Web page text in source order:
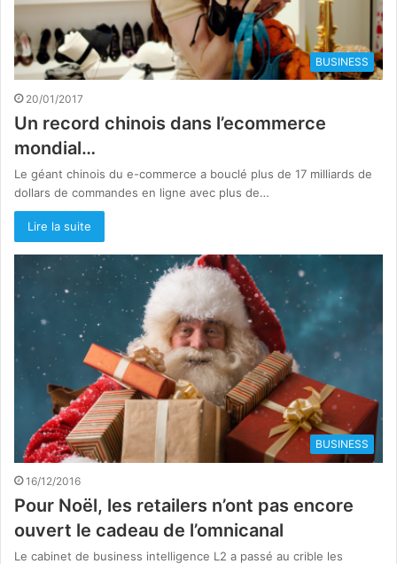
BUSINESS
20/01/2017
Un record chinois dans l’ecommerce
mondial…
Le géant chinois du e-commerce a bouclé plus de 17 milliards de
dollars de commandes en ligne avec plus de…
Lire la suite
BUSINESS
16/12/2016
Pour Noël, les retailers n’ont pas encore
ouvert le cadeau de l’omnicanal
Le cabinet de business intelligence L2 a passé au crible les